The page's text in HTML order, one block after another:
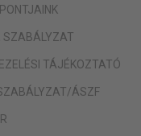
SZABÁLYZAT
TÁJÉKOZTATÓ
ÁSZF